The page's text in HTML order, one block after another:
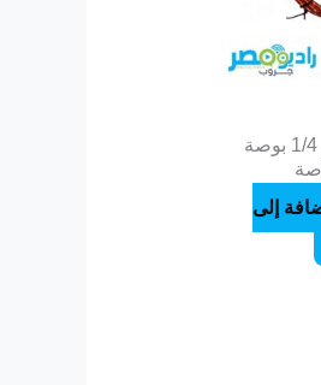
كابل DJ 1.5 متر 1/4 بوصة
إلى